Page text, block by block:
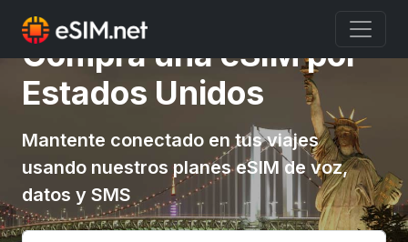
Compra una eSIM por
Estados Unidos
Mantente conectado en tus viajes
usando nuestros planes eSIM de voz,
datos y SMS